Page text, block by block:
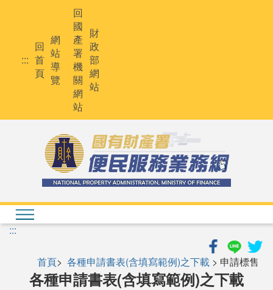
:::
回
首
頁
網
站
導
覽
回
國
產
署
機
關
網
站
財
政
部
網
站
:::
首頁> 各種申請書表(含填寫範例)之下載 > 申請標售
各種申請書表(含填寫範例)之下載